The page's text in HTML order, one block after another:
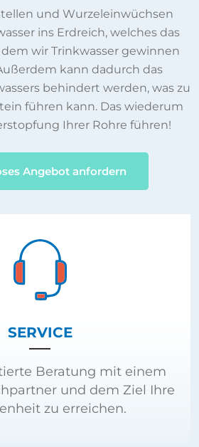
und Wurzeleinwüchsen
ins Erdreich, welches das
wir Trinkwasser gewinnen
kann dadurch das
behindert werden, was zu
führen kann. Das wiederum
Ihrer Rohre führen!
Angebot anfordern
SERVICE
Beratung mit einem
und dem Ziel Ihre
zu erreichen.